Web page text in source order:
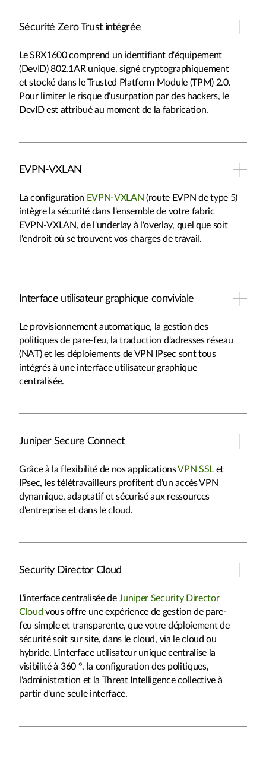
Sécurité Zero Trust intégrée
Le SRX1600 comprend un identifiant d'équipement
(DevID) 802.1AR unique, signé cryptographiquement
et stocké dans le Trusted Platform Module (TPM) 2.0.
Pour limiter le risque d'usurpation par des hackers, le
DevID est attribué au moment de la fabrication.
EVPN-VXLAN
La configuration EVPN-VXLAN (route EVPN de type 5)
intègre la sécurité dans l'ensemble de votre fabric
EVPN-VXLAN, de l'underlay à l'overlay, quel que soit
l'endroit où se trouvent vos charges de travail.
Interface utilisateur graphique conviviale
Le provisionnement automatique, la gestion des
politiques de pare-feu, la traduction d'adresses réseau
(NAT) et les déploiements de VPN IPsec sont tous
intégrés à une interface utilisateur graphique
centralisée.
Juniper Secure Connect
Grâce à la flexibilité de nos applicationsVPN SSL et
IPsec, les télétravailleurs profitent d'un accès VPN
dynamique, adaptatif et sécurisé aux ressources
d'entreprise et dans le cloud.
Security Director Cloud
L'interface centralisée deJuniper Security Director
Cloud vous offre une expérience de gestion de pare-
feu simple et transparente, que votre déploiement de
sécurité soit sur site, dans le cloud, via le cloud ou
hybride. L'interface utilisateur unique centralise la
visibilité à 360 °, la configuration des politiques,
l'administration et la Threat Intelligence collective à
partir d'une seule interface.